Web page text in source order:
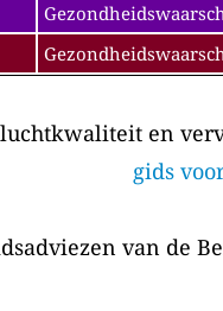
en
gids
van de